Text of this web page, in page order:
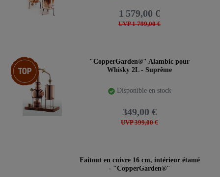
UVP 1 799,00 €
1 579,00 €
Article phare
"CopperGarden®" Alambic pour
Whisky 2L - Suprême
Disponible en stock
UVP 399,00 €
349,00 €
Faitout en cuivre 16 cm, intérieur étamé
- "CopperGarden®"